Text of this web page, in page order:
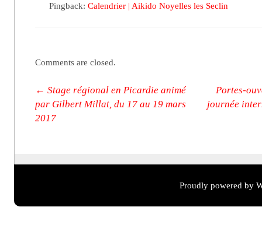
Pingback:Calendrier | Aikido Noyelles les Seclin
Comments are closed.
Post navigation
← Stage régional en Picardie animé
par Gilbert Millat, du 17 au 19 mars
2017
Portes-
journée
Proudly powered by